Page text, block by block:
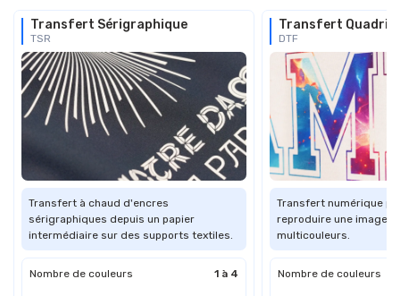
Transfert Sérigraphique
TSR
Transfert à chaud d'encres
sérigraphiques depuis un papier
intermédiaire sur des supports textiles.
Nombre de couleurs 1 à 4
Transfert Quadri
DTF
Transfert numérique
reproduire une image
multicouleurs.
Nombre de couleurs